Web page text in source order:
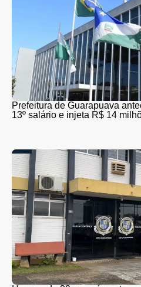
Prefeitura de Guarapuava
13º salário e injeta R$ 14